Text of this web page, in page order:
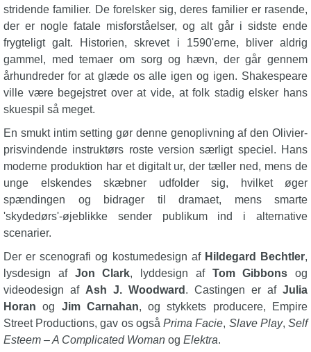
stridende familier. De forelsker sig, deres familier er rasende,
der er nogle fatale misforståelser, og alt går i sidste ende
frygteligt galt. Historien, skrevet i 1590'erne, bliver aldrig
gammel, med temaer om sorg og hævn, der går gennem
århundreder for at glæde os alle igen og igen. Shakespeare
ville være begejstret over at vide, at folk stadig elsker hans
skuespil så meget.
En smukt intim setting gør denne genoplivning af den Olivier-
prisvindende instruktørs roste version særligt speciel. Hans
moderne produktion har et digitalt ur, der tæller ned, mens de
unge elskendes skæbner udfolder sig, hvilket øger
spændingen og bidrager til dramaet, mens smarte
'skydedørs'-øjeblikke sender publikum ind i alternative
scenarier.
Der er scenografi og kostumedesign af Hildegard Bechtler,
lysdesign af Jon Clark, lyddesign af Tom Gibbons og
videodesign af Ash J. Woodward . Castingen er af Julia
Horan og Jim Carnahan, og stykkets producere, Empire
Street Productions, gav os ogsåPrima Facie, Slave Play,Self
Esteem – A Complicated Woman og Elektra.